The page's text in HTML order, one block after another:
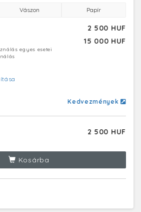
Vászon Papír
2 500 HUF
15 000 HUF
egyes esetei
Kedvezmények
2 500 HUF
Kosárba